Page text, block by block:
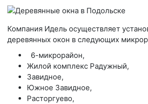
Компания Идель осуществляет
деревянных окон в следующих
6-микрорайон,
Жилой комплекс Радужный,
Завидное,
Южное Завидное,
Расторгуево,